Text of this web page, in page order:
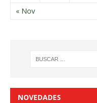
« Nov
NOVEDADES